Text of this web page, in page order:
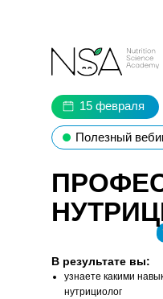
узнаете какими
нутрициолог
В результате вы:
Полезный
15 февраля